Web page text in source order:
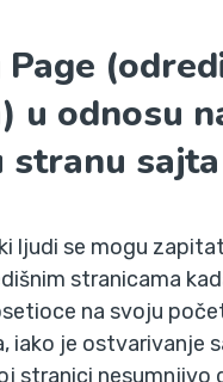
u odnosu
stranu sajta
ljudi se mogu
stranicama
na svoju
iako je ostvarivanje
stranici nesumnjivo